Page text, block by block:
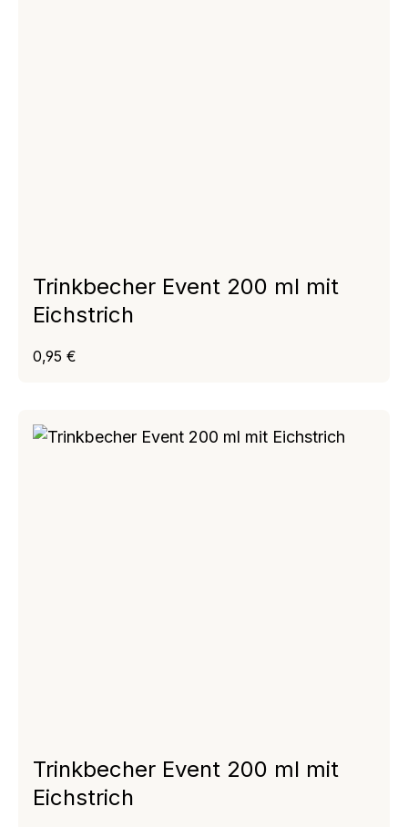
Trinkbecher Event 200 ml mit
Eichstrich
Regulärer Preis:
0,95 €
Trinkbecher Event 200 ml mit
Eichstrich